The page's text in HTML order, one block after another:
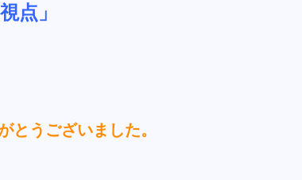
点」
とうございました。